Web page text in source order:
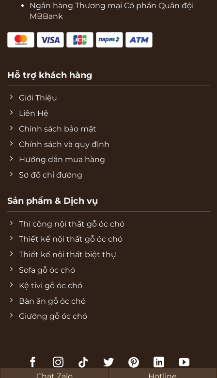
Ngân hàng Thương mại Cổ phần Quân đội
MBBank
Hỗ trợ khách hàng
Giới Thiệu
Liên Hệ
Chính sách bảo mật
Chính sách và quy định
Hướng dẫn mua hàng
Sơ đồ chỉ đường
Sản phẩm & Dịch vụ
Thi công nội thất gỗ óc chó
Thiết kế nội thất gỗ óc chó
Thiết kế nội thất biệt thự
Sofa gỗ óc chó
Kệ tivi gỗ óc chó
Bàn ăn gỗ óc chó
Giường gỗ óc chó